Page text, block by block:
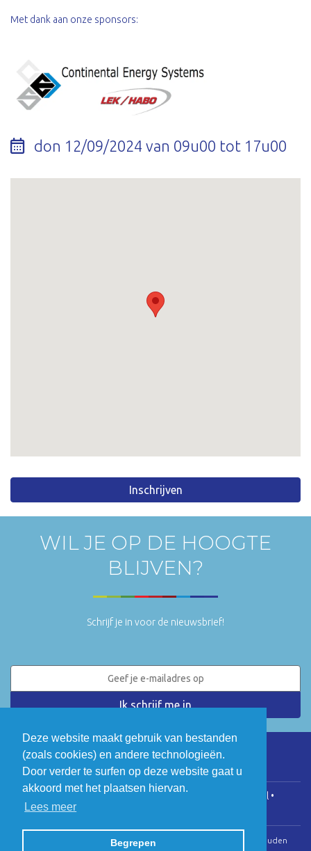
Deze website maakt gebruik van bestanden
(zoals cookies) en andere technologieën.
Door verder te surfen op deze website gaat u
akkoord met het plaatsen hiervan.
Lees meer
Begrepen
Met dank aan onze sponsors:
don 12/09/2024 van 09u00 tot 17u00
Inschrijven
WIL JE OP DE HOOGTE
BLIJVEN?
Schrijf je in voor de nieuwsbrief!
LinkedIn Twitter
COGEN Vlaanderen • Koningsstraat 146, 1000 Brussel •
info@cogenvlaanderen.be
© Copyright 2026 | Cogen Vlaanderen • Alle rechten voorbehouden